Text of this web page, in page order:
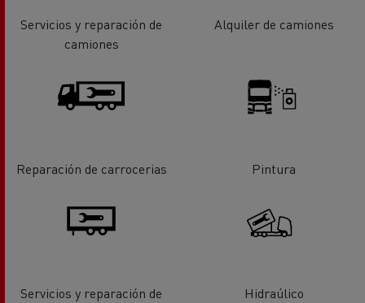
Servicios y reparación de
camiones
Alquiler de camiones
Reparación de carrocerias Pintura
Servicios y reparación de
Hidraúlico